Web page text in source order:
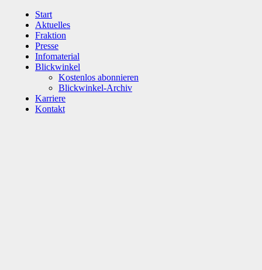
Start
Aktuelles
Fraktion
Presse
Infomaterial
Blickwinkel
Kostenlos abonnieren
Blickwinkel-Archiv
Karriere
Kontakt